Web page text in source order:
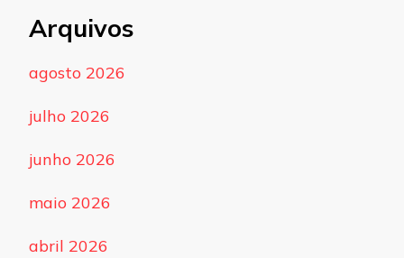
Arquivos
agosto 2026
julho 2026
junho 2026
maio 2026
abril 2026